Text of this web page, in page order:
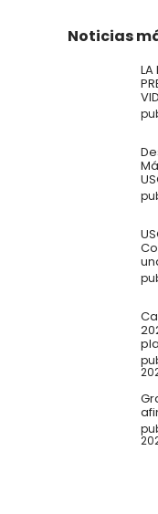
Noticias
LA